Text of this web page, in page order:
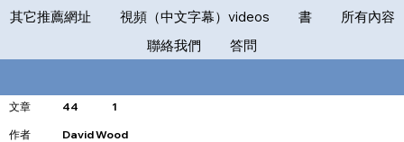
其它推薦網址
視頻（中文字幕）videos 書
所有內容
聯絡我們
答問
文章 44 1
​作者 David Wood